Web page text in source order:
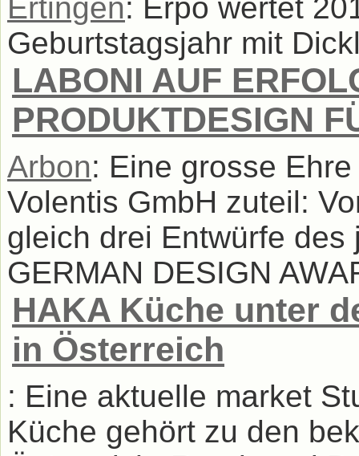
Ertingen: Erpo wertet
Geburtstagsjahr mit
LABONI AUF
PRODUKTDESIGN
Arbon: Eine grosse
Volentis GmbH zuteil:
gleich drei Entwürfe
GERMAN DESIGN
HAKA Küche unter
in Österreich
: Eine aktuelle market
Küche gehört zu den